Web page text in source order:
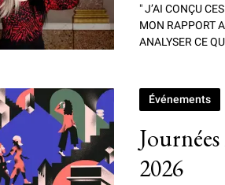
" J’AI CONÇU
MON RAPPORT
ANALYSER CE
2026
Événements